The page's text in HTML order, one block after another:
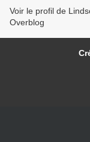
Voir le profil de
Overblog